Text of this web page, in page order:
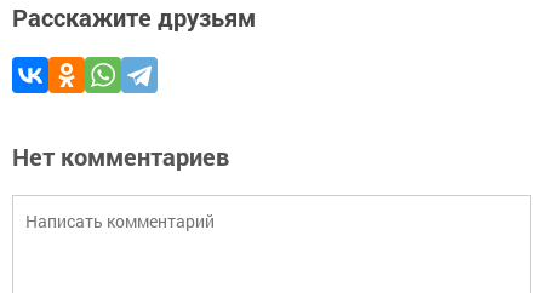
Расскажите друзьям
Нет комментариев